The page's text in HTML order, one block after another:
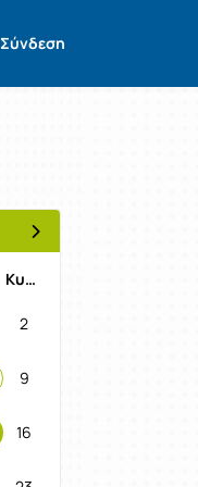
Σύνδεση
Επόμενος Μήνας
Κυριακή
2
9
16